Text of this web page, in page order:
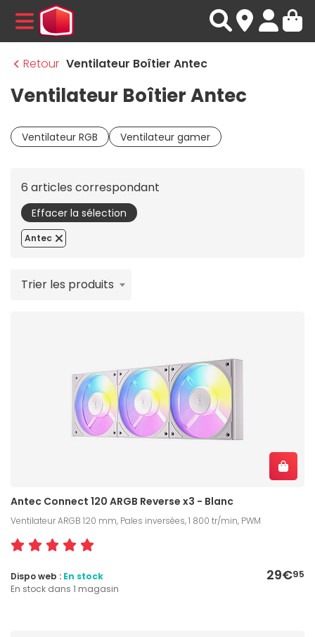
MENU
Retour Ventilateur Boîtier Antec
Ventilateur Boîtier Antec
Ventilateur RGB Ventilateur gamer
6 articles correspondant
Effacer la sélection
Antec
Trier les produits
Antec Connect 120 ARGB Reverse x3 - Blanc
Ventilateur ARGB 120 mm, Pales inversées, 1 800 tr/min, PWM
29€95
Dispo web : En stock
En stock dans 1 magasin